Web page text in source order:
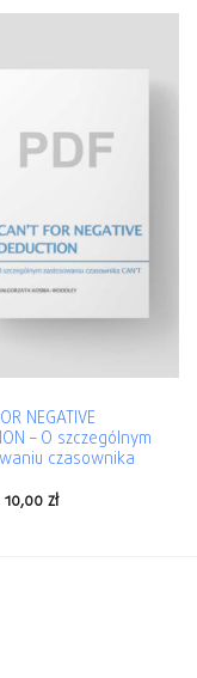
NEGATIVE
– O szczególnym
czasownika
10,00zł